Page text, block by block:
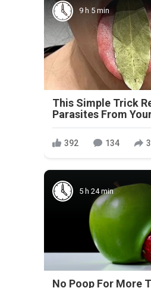
9 h 5 min
This Simple Trick
Parasites From
392 134
5 h 24 min
No Poop For More